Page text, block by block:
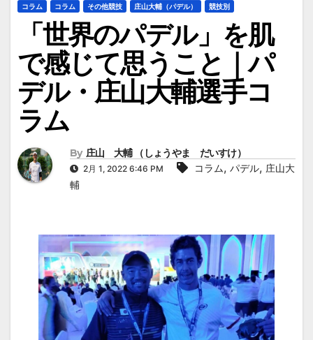
コラム コラム その他競技 庄山大輔（パデル） 競技別
「世界のパデル」を肌
で感じて思うこと｜パ
デル・庄山大輔選手コ
ラム
By 庄山 大輔 （しょうやま だいすけ）
2月 1, 2022 6:46 PM コラム, パデル, 庄山大
輔